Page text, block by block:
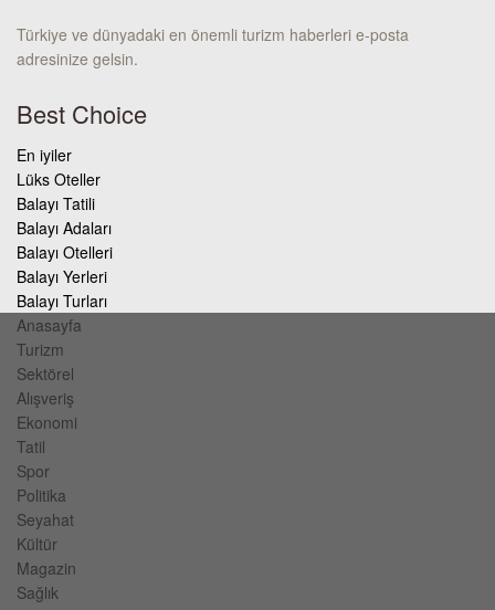
Türkiye ve dünyadaki en önemli turizm haberleri e-posta
adresinize gelsin.
Best Choice
En iyiler
Lüks Oteller
Balayı Tatili
Balayı Adaları
Balayı Otelleri
Balayı Yerleri
Balayı Turları
Anasayfa
Turizm
Sektörel
Alışveriş
Ekonomi
Tatil
Spor
Politika
Seyahat
Kültür
Magazin
Sağlık